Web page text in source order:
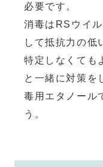
必要です。
消毒はRSウイ
して抵抗力の低
特定しなくても
と一緒に対策を
毒用エタノール
う。